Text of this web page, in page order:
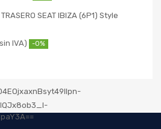
TRASERO SEAT IBIZA (6P1) Style
-0%